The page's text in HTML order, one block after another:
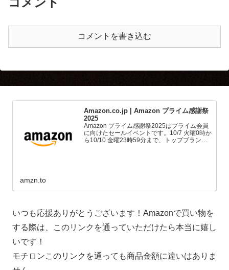
コメントを書き込む
Amazon.co.jp | Amazon プライム感謝祭
2025
Amazon プライム感謝祭2025はプライム会員
に向けたセールイベントです。10/7 火曜0時か
ら10/10 金曜23時59分まで、トップブランド
amzn.to
いつも応援ありがとうございます！Amazonで買い物を
する際は、このリンクを通っていただけたら本当に嬉し
いです！
モチロンこのリンクを通っても商品金額に違いはありま